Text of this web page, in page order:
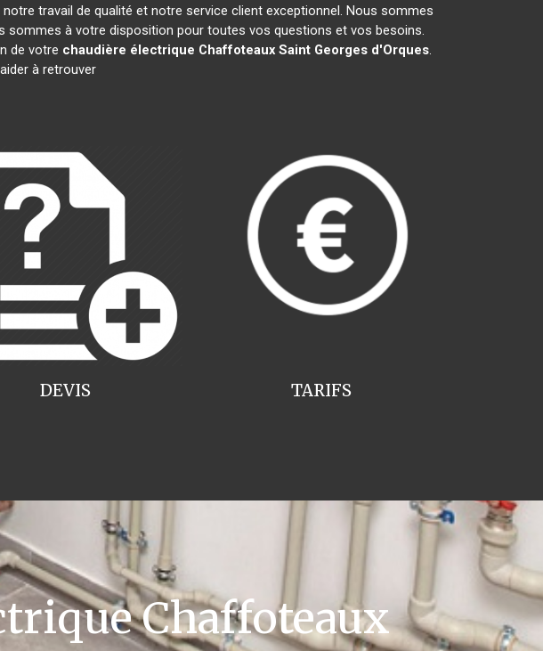
travail de qualité et notre service client exceptionnel. Nous sommes
sommes à votre disposition pour toutes vos questions et vos besoins.
de votre chaudière électrique Chaffoteaux Saint Georges d'Orques.
à retrouver
TARIFS
DEVIS
Chaffoteaux